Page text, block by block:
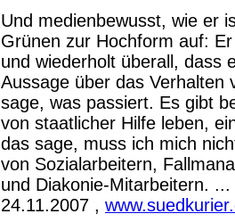
Und medienbewusst, wie er
Grünen zur Hochform auf:
und wiederholt überall, dass
Aussage über das Verhalten
sage, was passiert. Es gibt
von staatlicher Hilfe leben,
das sage, muss ich mich
von Sozialarbeitern,
und Diakonie-Mitarbeitern. ...
24.11.2007 ,